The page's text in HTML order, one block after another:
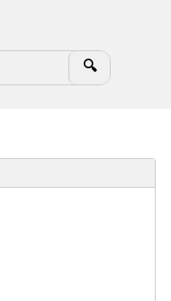
🔍